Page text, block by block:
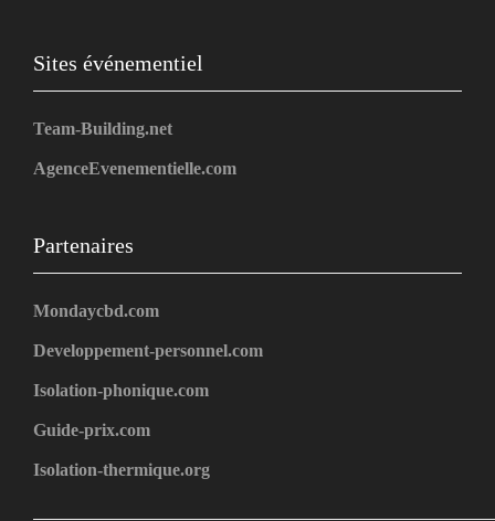
Sites événementiel
Team-Building.net
AgenceEvenementielle.com
Partenaires
Mondaycbd.com
Developpement-personnel.com
Isolation-phonique.com
Guide-prix.com
Isolation-thermique.org